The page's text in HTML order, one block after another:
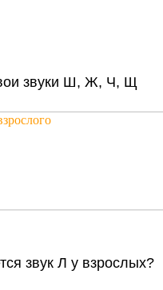
звуки Ш, Ж, Ч, Щ
звук Л у взрослых?